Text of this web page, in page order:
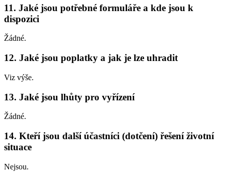
11. Jaké jsou potřebné formuláře a kde jsou k
dispozici
Žádné.
12. Jaké jsou poplatky a jak je lze uhradit
Viz výše.
13. Jaké jsou lhůty pro vyřízení
Žádné.
14. Kteří jsou další účastníci (dotčení) řešení životní
situace
Nejsou.